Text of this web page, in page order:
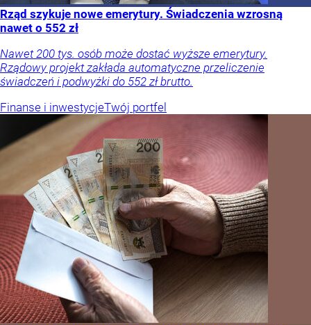
Rząd szykuje nowe emerytury. Świadczenia wzrosną
nawet o 552 zł
Nawet 200 tys. osób może dostać wyższe emerytury.
Rządowy projekt zakłada automatyczne przeliczenie
świadczeń i podwyżki do 552 zł brutto.
Finanse i inwestycjeTwój portfel